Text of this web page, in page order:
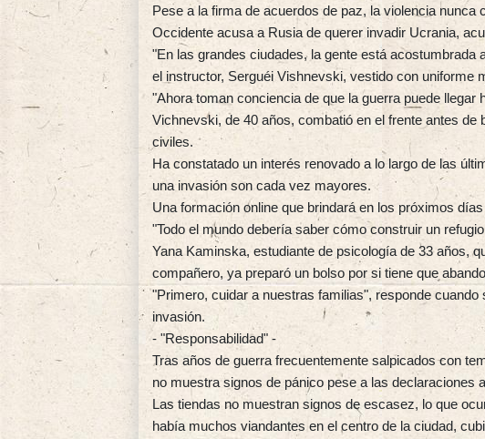
Pese a la firma de acuerdos de paz, la violencia nunca
Occidente acusa a Rusia de querer invadir Ucrania,
"En las grandes ciudades, la gente está acostumbrada
el instructor, Serguéi Vishnevski, vestido con uniforme
"Ahora toman conciencia de que la guerra puede llegar
Vichnevski, de 40 años, combatió en el frente antes
civiles.
Ha constatado un interés renovado a lo largo de las
una invasión son cada vez mayores.
Una formación online que brindará en los próximos
"Todo el mundo debería saber cómo construir un
Yana Kaminska, estudiante de psicología de 33 años,
compañero, ya preparó un bolso por si tiene que
"Primero, cuidar a nuestras familias", responde
invasión.
- "Responsabilidad" -
Tras años de guerra frecuentemente salpicados con
no muestra signos de pánico pese a las declaraciones
Las tiendas no muestran signos de escasez, lo que
había muchos viandantes en el centro de la ciudad,